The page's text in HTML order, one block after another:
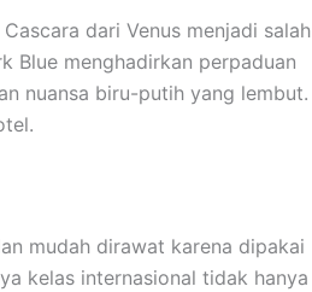
dari Venus menjadi salah
Blue menghadirkan perpaduan
nuansa biru-putih yang lembut.
mudah dirawat karena dipakai
kelas internasional tidak hanya